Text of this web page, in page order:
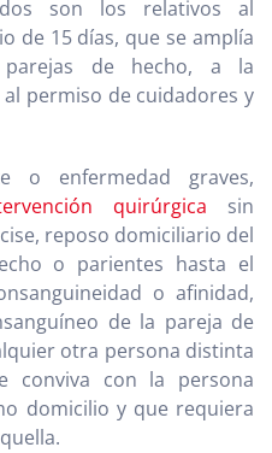
son los relativos al
de 15 días, que se amplía
parejas de hecho, a la
permiso de cuidadores y
o enfermedad graves,
quirúrgica sin
reposo domiciliario del
o parientes hasta el
o afinidad,
de la pareja de
otra persona distinta
conviva con la persona
domicilio y que requiera